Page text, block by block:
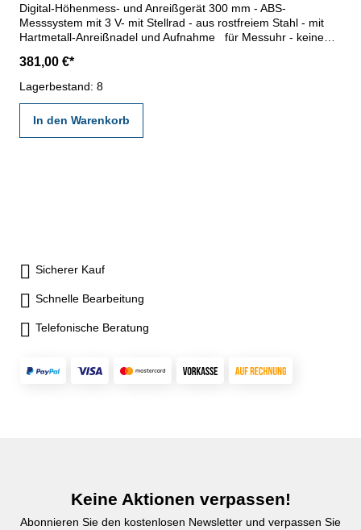
Digital-Höhenmess- und Anreißgerät 300 mm - ABS-
Messsystem mit 3 V- mit Stellrad - aus rostfreiem Stahl - mit
Hartmetall-Anreißnadel und Aufnahme für Messuhr - keine
Ein/Aus-, mm/inch-, Hold-, INC- und Origin-Taste- Ablesung:
0,01 mm / 0,0005'' - mit Datenausgang RB 6 - mit
Dateneingang RB 5 für den Anschluß einer Digital-Messuhr
Messuhr werden in diesem Fall addiert angezeigt!)
Genauigkeit: 0,03 mm Aufnahme (B x H): 8,9 x 8,9 mm
381,00 €*
Lagerbestand: 8
In den Warenkorb
Sicherer Kauf
Schnelle Bearbeitung
Telefonische Beratung
Keine Aktionen verpassen!
Abonnieren Sie den kostenlosen Newsletter und verpassen Sie